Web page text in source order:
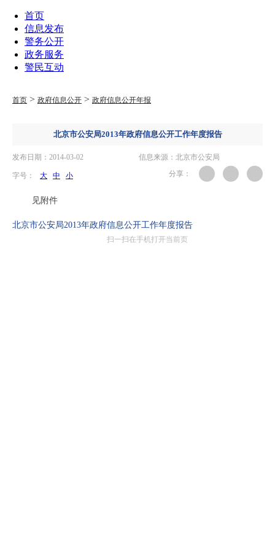
首页
信息发布
警务公开
政务服务
警民互动
首页 > 政府信息公开 > 政府信息公开年报
北京市公安局2013年政府信息公开工作年度报告
发布日期：2014-03-02 信息来源：北京市公安局
字号： 大 中 小 分享：
见附件
北京市公安局2013年政府信息公开工作年度报告
扫一扫在手机打开当前页